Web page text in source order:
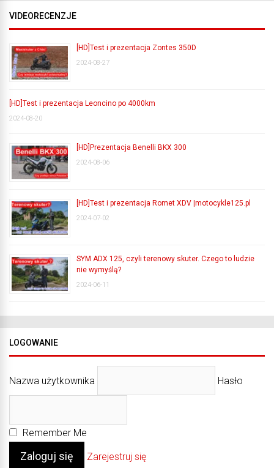
VIDEORECENZJE
[HD]Test i prezentacja Zontes 350D
2024-08-27
[HD]Test i prezentacja Leoncino po 4000km
2024-08-20
[HD]Prezentacja Benelli BKX 300
2024-08-06
[HD]Test i prezentacja Romet XDV |motocykle125.pl
2024-07-02
SYM ADX 125, czyli terenowy skuter. Czego to ludzie
nie wymyślą?
2024-06-11
LOGOWANIE
Nazwa użytkownika Hasło
Remember Me
Zarejestruj się